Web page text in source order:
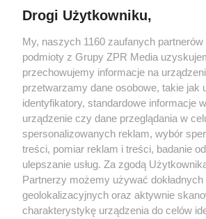
Drogi Użytkowniku,
My, naszych 1160 zaufanych partnerów
podmioty z Grupy ZPR Media
przechowujemy informacje na
przetwarzamy dane osobowe, takie jak
identyfikatory, standardowe informacje
urządzenie czy dane przeglądania w
spersonalizowanych reklam, wybór
treści, pomiar reklam i treści, badanie
ulepszanie usług. Za zgodą
Partnerzy możemy używać
geolokalizacyjnych oraz aktywnie
charakterystykę urządzenia do celów